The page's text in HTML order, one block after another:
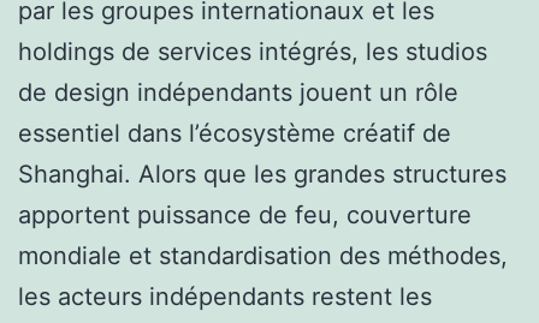
par les groupes internationaux et les
holdings de services intégrés, les studios
de design indépendants jouent un rôle
essentiel dans l’écosystème créatif de
Shanghai. Alors que les grandes structures
apportent puissance de feu, couverture
mondiale et standardisation des méthodes,
les acteurs indépendants restent les